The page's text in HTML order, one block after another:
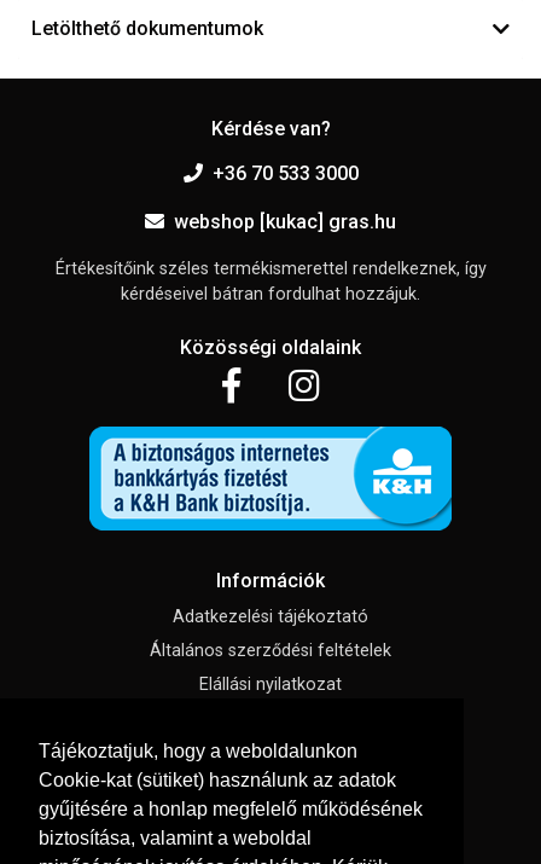
Tájékoztatjuk, hogy a weboldalunkon
Cookie-kat (sütiket) használunk az adatok
gyűjtésére a honlap megfelelő működésének
biztosítása, valamint a weboldal
Letölthető dokumentumok
Kérdése van?
+36 70 533 3000
webshop [kukac] gras.hu
Értékesítőink széles termékismerettel rendelkeznek, így
kérdéseivel bátran fordulhat hozzájuk.
Közösségi oldalaink
Információk
Adatkezelési tájékoztató
Általános szerződési feltételek
Elállási nyilatkozat
Süti beállítások
Menü